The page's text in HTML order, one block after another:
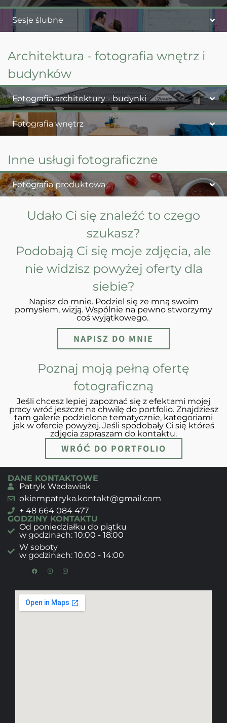
Sesje ślubne
Architektura - fotografia wnętrz i
budynków
Fotografia architektury - budynki
Fotografia wnętrz
Inne usługi fotograficzne
Fotografia produktowa
Udało Ci się znaleźć to czego
szukasz?
Podobają Ci się moje zdjęcia, ale
nie widzisz powyżej oferty dla
siebie?
Napisz do mnie. Podziel się ze mną swoim
pomysłem, wizją. Wspólnie na pewno stworzymy
coś wyjątkowego.
NAPISZ DO MNIE
Poznaj moją pełną ofertę
fotograficzną
Jeśli chcesz lepiej zapoznać się z efektami mojej
pracy wróć jeszcze na chwilę do portfolio. Znajdziesz
tam galerie podzielone tematycznie, kategoriami
jak w ofercie powyżej. Jeśli spodobały Ci się któreś
zdjęcia zapraszam do kontaktu.
WRÓĆ DO PORTFOLIO
DANE KONTAKTOWE
Patryk Wacławiak
okiempatryka.kontakt@gmail.com
+ 48 664 084 477
GODZINY KONTAKTU
Od poniedziałku do piątku
w godzinach: 10:00 - 18:00
W soboty
w godzinach: 10:00 - 14:00